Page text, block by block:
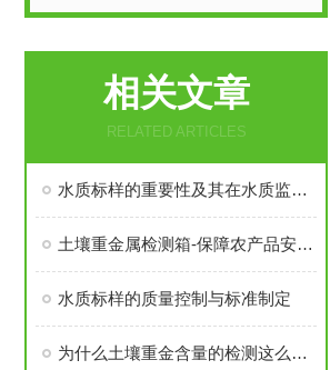
相关文章
RELATED ARTICLES
水质标样的重要性及其在水质监测中的应用
土壤重金属检测箱-保障农产品安全可持续发展
水质标样的质量控制与标准制定
为什么土壤重金含量的检测这么重要呢？